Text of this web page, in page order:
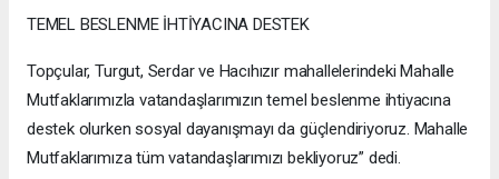
TEMEL BESLENME İHTİYACINA DESTEK
Topçular, Turgut, Serdar ve Hacıhızır mahallelerindeki Mahalle
Mutfaklarımızla vatandaşlarımızın temel beslenme ihtiyacına
destek olurken sosyal dayanışmayı da güçlendiriyoruz. Mahalle
Mutfaklarımıza tüm vatandaşlarımızı bekliyoruz” dedi.